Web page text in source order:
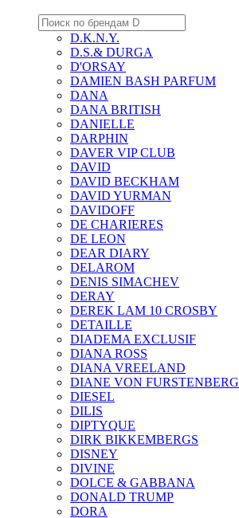
D.K.N.Y.
D.S.& DURGA
D'ORSAY
DAMIEN BASH PARFUM
DANA
DANA BRITISH
DANIELLE
DARPHIN
DAVER VIP CLUB
DAVID
DAVID BECKHAM
DAVID YURMAN
DAVIDOFF
DE CHARIERES
DE LEON
DEAR DIARY
DELAROM
DENIS SIMACHEV
DERAY
DEREK LAM 10 CROSBY
DETAILLE
DIADEMA EXCLUSIF
DIANA ROSS
DIANA VREELAND
DIANE VON FURSTENBERG
DIESEL
DILIS
DIPTYQUE
DIRK BIKKEMBERGS
DISNEY
DIVINE
DOLCE & GABBANA
DONALD TRUMP
DORA